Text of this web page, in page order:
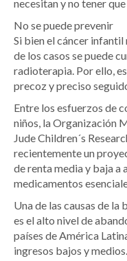
necesitan y no tener
No se puede prevenir
Si bien el cáncer infantil
de los casos se puede
radioterapia. Por ello,
precoz y preciso
Entre los esfuerzos de
niños, la Organización
Jude Children´s
recientemente un
de renta media y baja a
medicamentos
Una de las causas de
es el alto nivel de
países de América
ingresos bajos y medios.